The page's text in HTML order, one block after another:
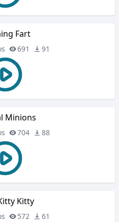
Fart
691 91
Minions
704 88
Kitty
572 61